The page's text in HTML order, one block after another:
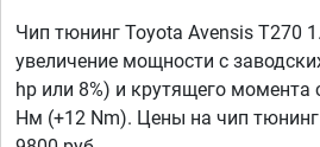
Чип тюнинг Toyota Avensis T270
увеличение мощности с
hp или 8%) и крутящего момента
Нм (+12 Nm). Цены на чип